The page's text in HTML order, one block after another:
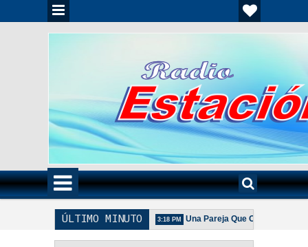
ÚLTIMO MINUTO
Unida Es Importante - Reflexión 3:18 PM Una Pareja Que Ora Unida. -